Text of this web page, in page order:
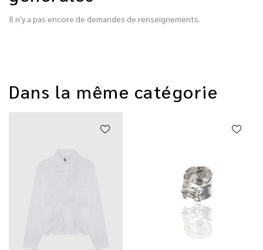
Il n'y a pas encore de demandes de renseignements.
Dans la même catégorie